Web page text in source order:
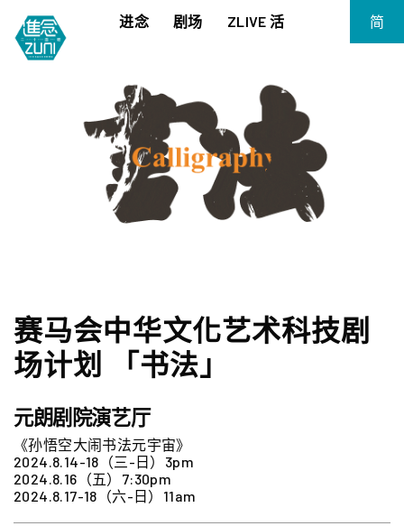
进念
支持我们
年报
进念实验剧场文献库
剧场
《五行中西》
KJ 黄家正钢琴独奏会《五行》
《万历十五年》
《麦克白夫人～诗》
《13．67》2.1
ZLIVE 活 简
赛马会中华文化艺术科技剧
场计划 「书法」
元朗剧院演艺厅
《孙悟空大闹书法元宇宙》
2024.8.14-18（三-日）3pm
2024.8.16（五）7:30pm
2024.8.17-18（六-日）11am